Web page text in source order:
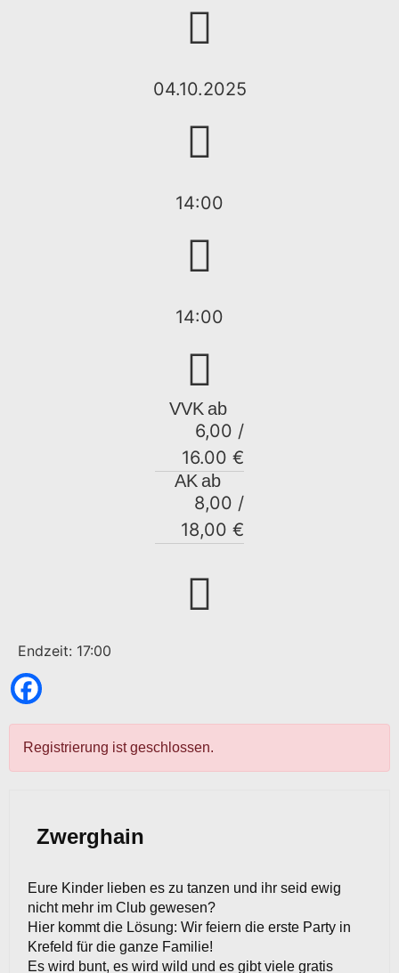
04.10.2025
14:00
14:00
VVK ab
6,00 /
16.00 €
AK ab
8,00 /
18,00 €
Endzeit: 17:00
Registrierung ist geschlossen.
Zwerghain
Eure Kinder lieben es zu tanzen und ihr seid ewig
nicht mehr im Club gewesen?
Hier kommt die Lösung: Wir feiern die erste Party in
Krefeld für die ganze Familie!
Es wird bunt, es wird wild und es gibt viele gratis